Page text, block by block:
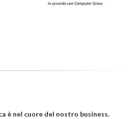
è nel cuore del nostro business.